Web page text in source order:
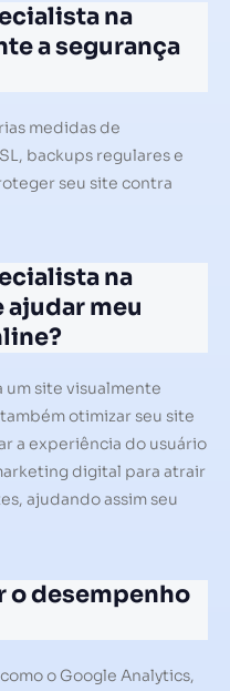
na
a segurança
medidas de
backups regulares e
seu site contra
na
ajudar meu
um site visualmente
otimizar seu site
a experiência do usuário
digital para atrair
ajudando assim seu
o desempenho
o Google Analytics,